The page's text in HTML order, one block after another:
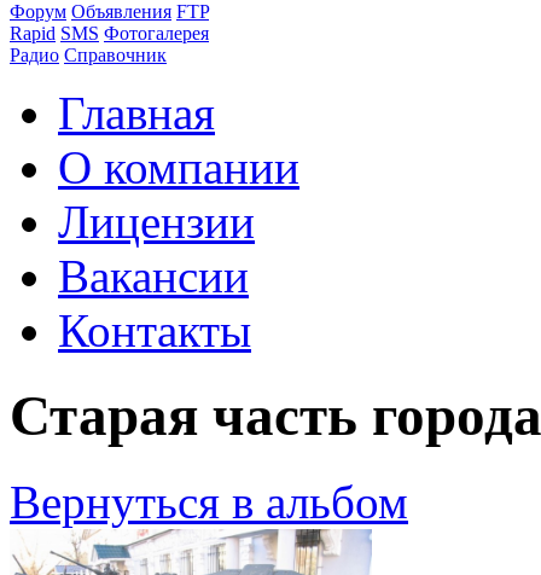
Форум Объявления FTP
Rapid SMS Фотогалерея
Радио Справочник
Главная
О компании
Лицензии
Вакансии
Контакты
Старая часть
Вернуться в альбом